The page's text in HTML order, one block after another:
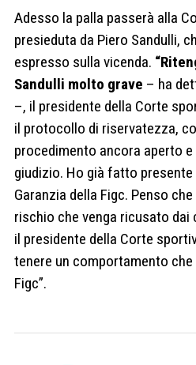
Adesso la palla passerà alla
presieduta da Piero Sandulli,
espresso sulla vicenda.
Sandulli molto grave – ha
–, il presidente della Corte
il protocollo di riservatezza,
procedimento ancora aperto
giudizio. Ho già fatto
Garanzia della Figc. Penso
rischio che venga ricusato dai
il presidente della Corte
tenere un comportamento
Figc”.